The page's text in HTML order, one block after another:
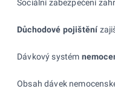
Sociální zabezpečení
Důchodové pojištění
Dávkový systém
Obsah dávek